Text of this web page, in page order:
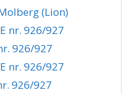
(Lion)
nr. 926/927
926/927
nr. 926/927
926/927